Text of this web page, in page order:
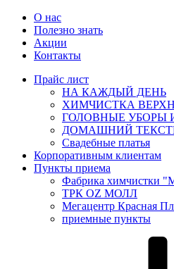
О нас
Полезно знать
Акции
Контакты
Прайс лист
НА КАЖДЫЙ ДЕНЬ
ХИМЧИСТКА
ГОЛОВНЫЕ УБОРЫ
ДОМАШНИЙ
Свадебные платья
Корпоративным клиентам
Пункты приема
Фабрика химчистки
ТРК OZ МОЛЛ
Мегацентр Красная
приемные пункты